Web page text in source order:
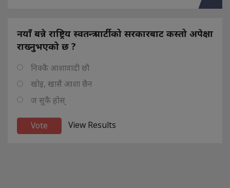
नयाँ बन्ने राष्ट्रिय स्वतन्त्र पार्टीको सरकारबाट कस्तो अपेक्षा
राख्नुभएको छ ?
निक्कै आशावादी छौ
खोइ, खासै आशा छैन
ज सुकै होस्
View Results